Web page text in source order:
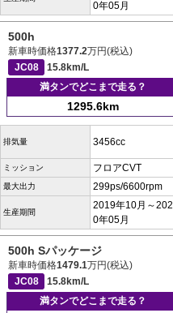
0年05月
500h
新車時価格1377.2万円(税込)
JC08
15.8km/L
満タンでどこまで走る？
1295.6km
排気量 3456cc
ミッション フロアCVT
最大出力 299ps/6600rpm
生産期間
2019年10月～202
0年05月
500h Sパッケージ
新車時価格1479.1万円(税込)
JC08
15.8km/L
満タンでどこまで走る？